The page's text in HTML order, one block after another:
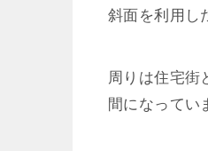
斜面を利用し
周りは住宅街
間になってい